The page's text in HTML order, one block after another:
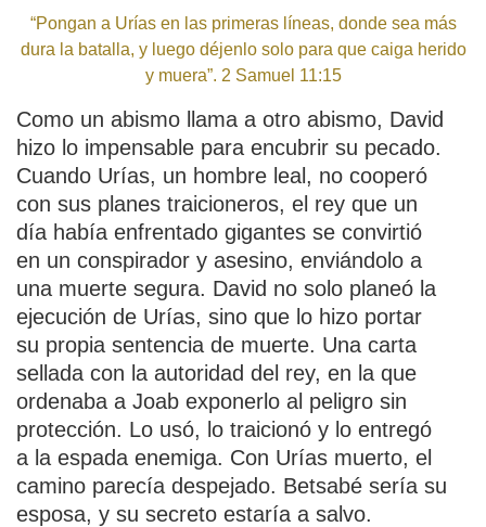
“Pongan a Urías en las primeras líneas, donde sea más
dura la batalla, y luego déjenlo solo para que caiga herido
y muera”. 2 Samuel 11:15
Como un abismo llama a otro abismo, David
hizo lo impensable para encubrir su pecado.
Cuando Urías, un hombre leal, no cooperó
con sus planes traicioneros, el rey que un
día había enfrentado gigantes se convirtió
en un conspirador y asesino, enviándolo a
una muerte segura. David no solo planeó la
ejecución de Urías, sino que lo hizo portar
su propia sentencia de muerte. Una carta
sellada con la autoridad del rey, en la que
ordenaba a Joab exponerlo al peligro sin
protección. Lo usó, lo traicionó y lo entregó
a la espada enemiga. Con Urías muerto, el
camino parecía despejado. Betsabé sería su
esposa, y su secreto estaría a salvo.